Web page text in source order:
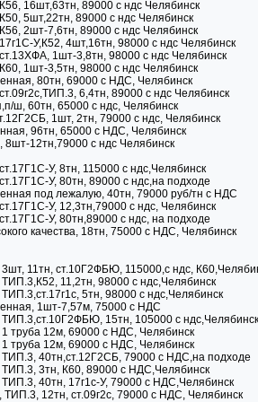
16шт,63тн, 89000 с ндс Челябинск
5шт,22тн, 89000 с ндс Челябинск
2шт-7,6тн, 89000 с ндс Челябинск
У,К52, 4шт,16тн, 98000 с ндс Челябинск
1шт-3,8тн, 98000 с ндс Челябинск
1шт-3,5тн, 98000 с ндс Челябинск
80тн, 69000 с НДС, Челябинск
6,4тн, 89000 с ндс Челябинск
ш, 60тн, 65000 с ндс, Челябинск
1шт, 2тн, 79000 с ндс, Челябинск
96тн, 65000 с НДС, Челябинск
12тн,79000 с ндс Челябинск
У, 8тн, 115000 с ндс,Челябинск
У, 80тн, 89000 с ндс,на подходе
под лежалую, 40тн, 79000 руб/тн с НДС
У, 12,3тн,79000 с ндс, Челябинск
У, 80тн,89000 с ндс, на подходе
качества, 18тн, 75000 с НДС, Челябинск
11тн, ст.10Г2ФБЮ, 115000,с ндс,
11,2тн, 98000 с ндс,Челябинск
5тн, 98000 с ндс,Челябинск
1шт-7,57м, 75000 с НДС
15тн, 105000 с ндс,Челябинск
труба 12м, 69000 с НДС, Челябинск
труба 12м, 69000 с НДС, Челябинск
40тн,ст.12Г2СБ, 79000 с НДС,на подходе
3тн, К60, 89000 с НДС,Челябинск
40тн, 17г1с-У, 79000 с НДС,Челябинск
12тн, ст.09г2с, 79000 с НДС, Челябинск